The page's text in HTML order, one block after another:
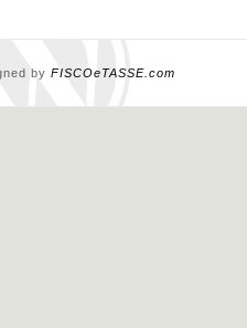
by FISCOeTASSE.com